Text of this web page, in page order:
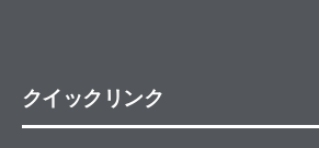
クイックリンク